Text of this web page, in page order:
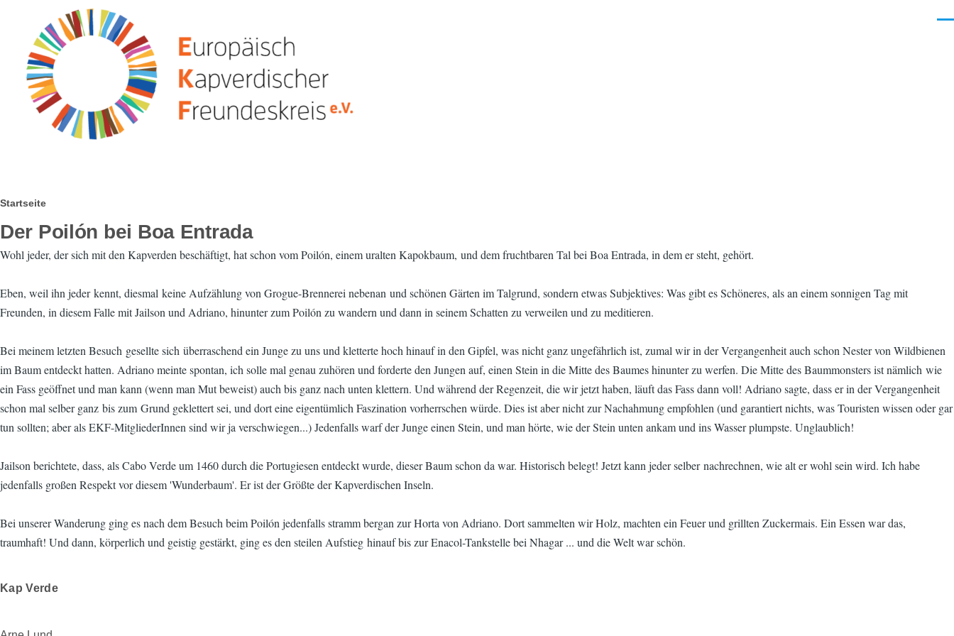
Direkt zum Inhalt
Pfadnavigation
Startseite
Der Poilón bei Boa Entrada
Wohl jeder, der sich mit den Kapverden beschäftigt, hat schon vom Poilón, einem uralten Kapokbaum, und dem fruchtbaren Tal bei Boa Entrada, in dem er steht, gehört.
Eben, weil ihn jeder kennt, diesmal keine Aufzählung von Grogue-Brennerei nebenan und schönen Gärten im Talgrund, sondern etwas Subjektives: Was gibt es Schöneres, als an einem sonnigen Tag mit
Freunden, in diesem Falle mit Jailson und Adriano, hinunter zum Poilón zu wandern und dann in seinem Schatten zu verweilen und zu meditieren.
Bei meinem letzten Besuch gesellte sich überraschend ein Junge zu uns und kletterte hoch hinauf in den Gipfel, was nicht ganz ungefährlich ist, zumal wir in der Vergangenheit auch schon Nester von Wildbienen
im Baum entdeckt hatten. Adriano meinte spontan, ich solle mal genau zuhören und forderte den Jungen auf, einen Stein in die Mitte des Baumes hinunter zu werfen. Die Mitte des Baummonsters ist nämlich wie
ein Fass geöffnet und man kann (wenn man Mut beweist) auch bis ganz nach unten klettern. Und während der Regenzeit, die wir jetzt haben, läuft das Fass dann voll! Adriano sagte, dass er in der Vergangenheit
schon mal selber ganz bis zum Grund geklettert sei, und dort eine eigentümlich Faszination vorherrschen würde. Dies ist aber nicht zur Nachahmung empfohlen (und garantiert nichts, was Touristen wissen oder gar
tun sollten; aber als EKF-MitgliederInnen sind wir ja verschwiegen...) Jedenfalls warf der Junge einen Stein, und man hörte, wie der Stein unten ankam und ins Wasser plumpste. Unglaublich!
Jailson berichtete, dass, als Cabo Verde um 1460 durch die Portugiesen entdeckt wurde, dieser Baum schon da war. Historisch belegt! Jetzt kann jeder selber nachrechnen, wie alt er wohl sein wird. Ich habe
jedenfalls großen Respekt vor diesem 'Wunderbaum'. Er ist der Größte der Kapverdischen Inseln.
Bei unserer Wanderung ging es nach dem Besuch beim Poilón jedenfalls stramm bergan zur Horta von Adriano. Dort sammelten wir Holz, machten ein Feuer und grillten Zuckermais. Ein Essen war das,
traumhaft! Und dann, körperlich und geistig gestärkt, ging es den steilen Aufstieg hinauf bis zur Enacol-Tankstelle bei Nhagar ... und die Welt war schön.
Kap Verde